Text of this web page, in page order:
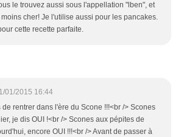
le trouvez aussi sous l'appellation "lben", et
cher! Je l'utilise aussi pour les pancakes.
cette recette parfaite.
01/2015 16:44
de rentrer dans l'ère du Scone !!!<br /> Scones
je dis OUI !<br /> Scones aux pépites de
encore OUI !!!<br /> Avant de passer à